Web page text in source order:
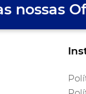
nossas